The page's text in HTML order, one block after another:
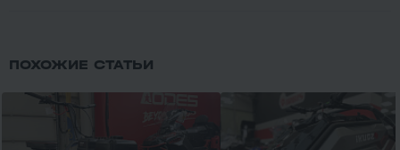
ПОХОЖИЕ СТАТЬИ